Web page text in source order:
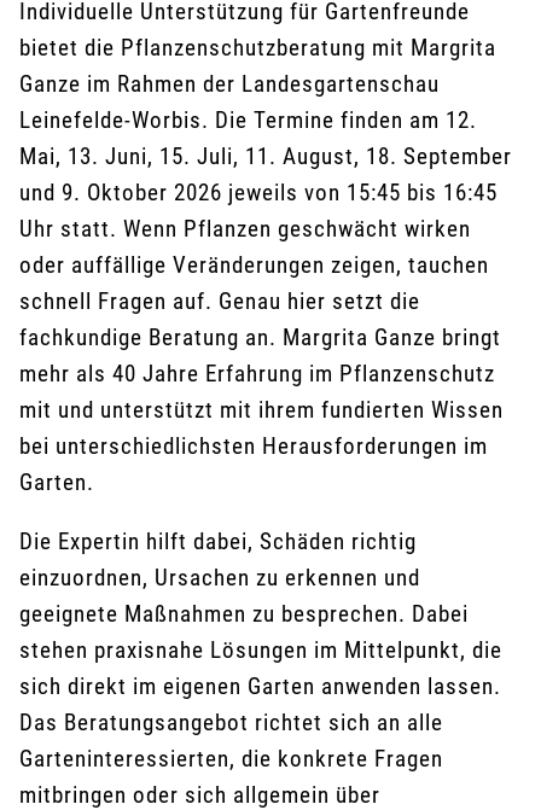
Individuelle Unterstützung für Gartenfreunde
bietet die Pflanzenschutzberatung mit Margrita
Ganze im Rahmen der Landesgartenschau
Leinefelde-Worbis. Die Termine finden am 12.
Mai, 13. Juni, 15. Juli, 11. August, 18. September
und 9. Oktober 2026 jeweils von 15:45 bis 16:45
Uhr statt. Wenn Pflanzen geschwächt wirken
oder auffällige Veränderungen zeigen, tauchen
schnell Fragen auf. Genau hier setzt die
fachkundige Beratung an. Margrita Ganze bringt
mehr als 40 Jahre Erfahrung im Pflanzenschutz
mit und unterstützt mit ihrem fundierten Wissen
bei unterschiedlichsten Herausforderungen im
Garten.
Die Expertin hilft dabei, Schäden richtig
einzuordnen, Ursachen zu erkennen und
geeignete Maßnahmen zu besprechen. Dabei
stehen praxisnahe Lösungen im Mittelpunkt, die
sich direkt im eigenen Garten anwenden lassen.
Das Beratungsangebot richtet sich an alle
Garteninteressierten, die konkrete Fragen
mitbringen oder sich allgemein über